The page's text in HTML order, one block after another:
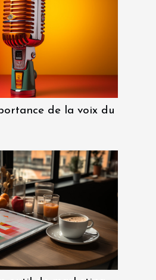
de la voix du